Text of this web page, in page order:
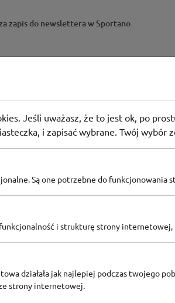
zapis do newslettera w Sportano
Jeśli uważasz, że to jest ok, po
i zapisać wybrane. Twój wybór
Są one potrzebne do funkcjonowania
i strukturę strony
działała jak najlepiej podczas twojego
strony internetowej.